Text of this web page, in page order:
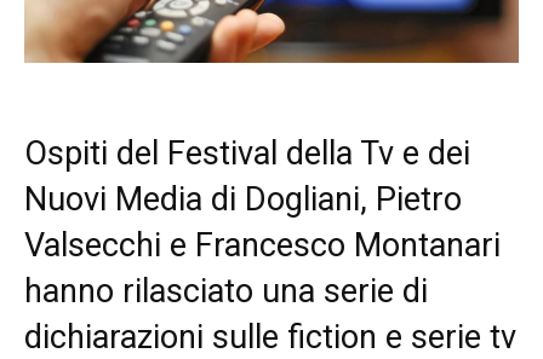
Ospiti del Festival della Tv e dei
Nuovi Media di Dogliani, Pietro
Valsecchi e Francesco Montanari
hanno rilasciato una serie di
dichiarazioni sulle fiction e serie tv